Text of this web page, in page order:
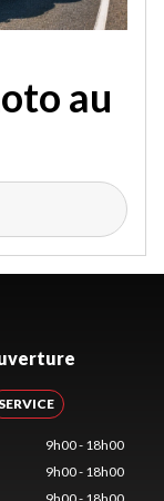
au
SERVICE
9h00 - 18h00
9h00 - 18h00